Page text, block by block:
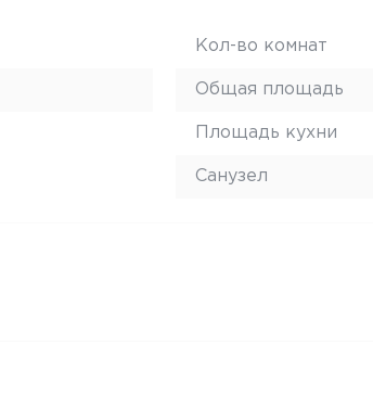
Кол-во комнат
Общая площадь
Площадь кухни
Санузел